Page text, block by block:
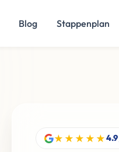
Blog Stappenplan
★★★★★4.9